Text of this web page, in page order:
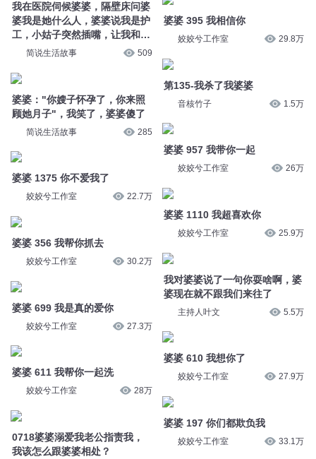
我在医院伺候婆婆，隔壁床问婆
婆我是她什么人，婆婆说我是护
工，小姑子突然插嘴，让我和婆
婆很震惊
简说生活故事 509
婆婆："你嫂子怀孕了，你来照
顾她月子"，我笑了，婆婆傻了
简说生活故事 285
婆婆 1375 你不爱我了
姣姣兮工作室 22.7万
婆婆 356 我帮你抓去
姣姣兮工作室 30.2万
婆婆 699 我是真的爱你
姣姣兮工作室 27.3万
婆婆 611 我帮你一起洗
姣姣兮工作室 28万
0718婆婆溺爱我老公指责我，
我该怎么跟婆婆相处？
婆婆 395 我相信你
姣姣兮工作室 29.8万
第135-我杀了我婆婆
音核竹子 1.5万
婆婆 957 我带你一起
姣姣兮工作室 26万
婆婆 1110 我超喜欢你
姣姣兮工作室 25.9万
我对婆婆说了一句你耍啥啊，婆
婆现在就不跟我们来往了
主持人叶文 5.5万
婆婆 610 我想你了
姣姣兮工作室 27.9万
婆婆 197 你们都欺负我
姣姣兮工作室 33.1万